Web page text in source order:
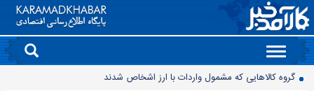
Toggle
navigation
گروه کالاهایی که مشمول واردات با ارز اشخاص شدند